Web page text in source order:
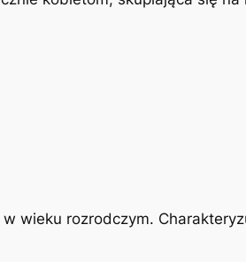
wieku rozrodczym.